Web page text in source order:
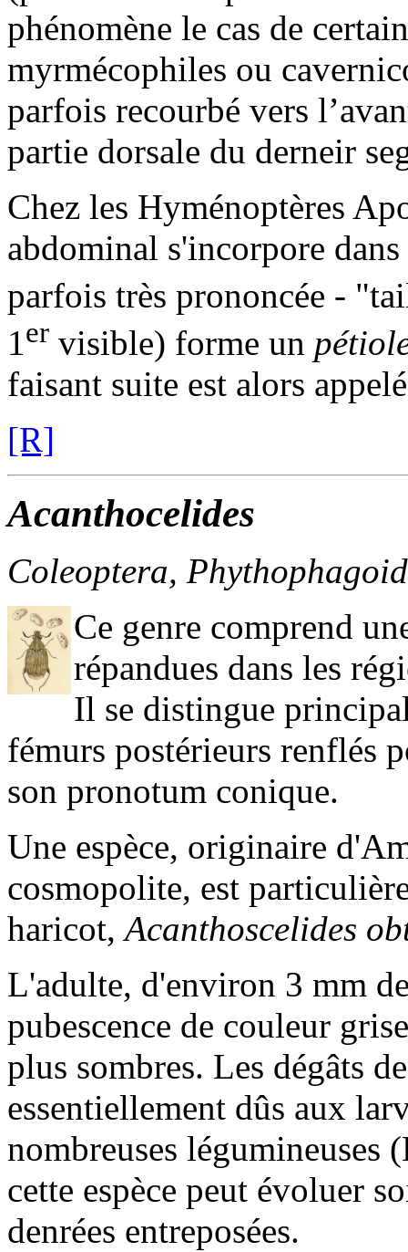
phénomène le cas de
myrmécophiles ou
parfois recourbé vers
partie dorsale du derneir
Chez les Hyménoptères
abdominal s'incorpore
parfois très prononcée -
1er visible) forme un
faisant suite est alors
[R]
Acanthocelides
Coleoptera,
Ce genre comprend
répandues dans les
Il se distingue
fémurs postérieurs renflés
son pronotum conique.
Une espèce, originaire
cosmopolite, est
haricot,Acanthoscelides
L'adulte, d'environ 3 mm
pubescence de couleur
plus sombres. Les dégâts
essentiellement dûs aux
nombreuses
cette espèce peut évoluer
denrées entreposées.